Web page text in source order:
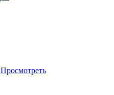
Просмотреть